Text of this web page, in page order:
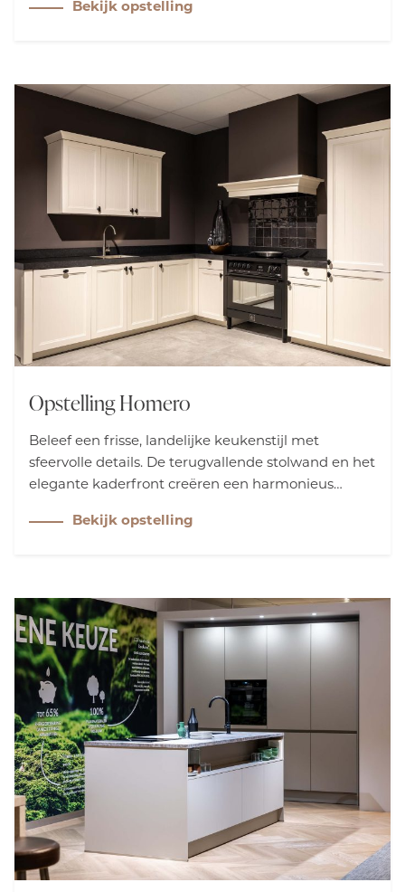
geniet u van veelzijdige mogelijkheden, zonder
Bekijk opstelling
Opstelling Homero
Beleef een frisse, landelijke keukenstijl met
sfeervolle details. De terugvallende stolwand en het
elegante kaderfront creëren een harmonieus
Ontdek hoe klassieke elementen de charme van
Bekijk opstelling